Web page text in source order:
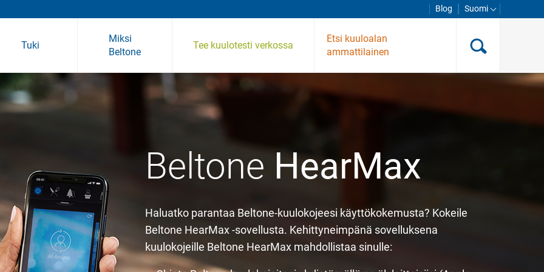
Tuki
tuki Laitteiden yhteensopivuus
Miksi
Beltone
Blog Suomi
Tee kuulotesti verkossa
Etsi kuuloalan
ammattilainen
Beltone HearMax
Haluatko parantaa Beltone-kuulokojeesi käyttökokemusta? Kokeile
Beltone HearMax -sovellusta. Kehittyneimpänä sovelluksena
kuulokojeille Beltone HearMax mahdollistaa sinulle: